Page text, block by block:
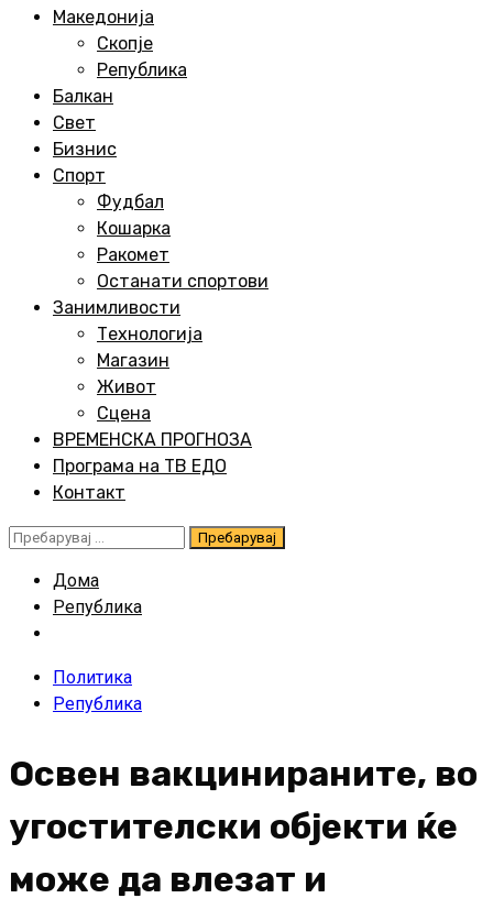
Македонија
Скопје
Република
Балкан
Свет
Бизнис
Спорт
Фудбал
Кошарка
Ракомет
Останати спортови
Занимливости
Технологија
Магазин
Живот
Сцена
ВРЕМЕНСКА ПРОГНОЗА
Програма на ТВ ЕДО
Контакт
Пребарувај
Дома
Република
Политика
Република
Освен вакцинираните, во
угостителски објекти ќе
може да влезат и